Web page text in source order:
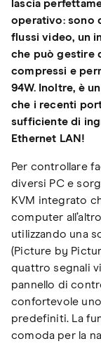
lascia
operativo: sono
flussi video, un
che può gestire
compressi e
94W. Inoltre, è
che i recenti
sufficiente di
Ethernet LAN!
Per controllare
diversi PC e
KVM integrato
computer
utilizzando una
(Picture by
quattro segnali
pannello di
confortevole
predefiniti. La
comoda per la